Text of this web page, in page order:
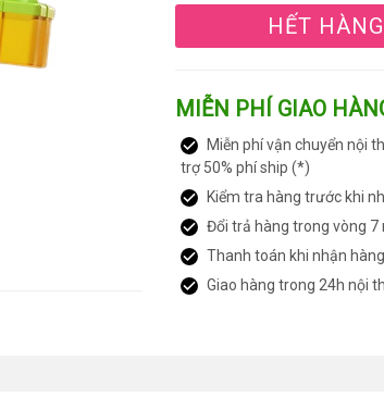
HẾT HÀNG
MIỄN PHÍ GIAO
Miễn phí vận chuyển nội
trợ 50% phí ship (*)
Kiểm tra hàng trước khi
Đổi trả hàng trong vòng 7
Thanh toán khi nhận
Giao hàng trong 24h nội